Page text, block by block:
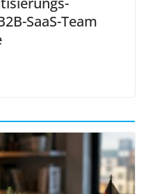
SaaS-Team